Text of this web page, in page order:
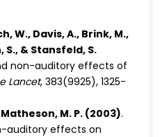
W., Davis, A., Brink, M.,
S., & Stansfeld, S.
non-auditory effects of
Lancet, 383(9925), 1325-
M. P. (2003).
auditory effects on